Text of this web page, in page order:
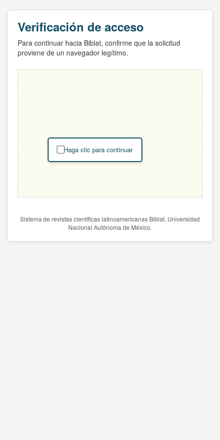
Verificación de acceso
Para continuar hacia Biblat, confirme que la solicitud
proviene de un navegador legítimo.
Haga clic para continuar
Sistema de revistas científicas latinoamericanas Biblat. Universidad
Nacional Autónoma de México.